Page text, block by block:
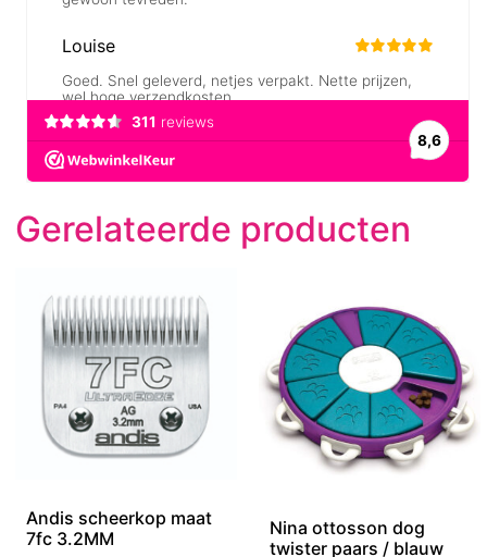
Gerelateerde producten
Andis scheerkop maat
7fc 3.2MM
Nina ottosson dog
twister paars / blauw